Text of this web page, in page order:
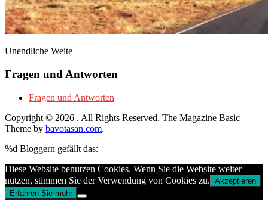
Unendliche Weite
Fragen und Antworten
Fragen und Antworten
Copyright © 2026 . All Rights Reserved. The Magazine Basic
Theme by bavotasan.com.
%d Bloggern gefällt das:
Diese Website benutzen Cookies. Wenn Sie die Website weiter
nutzen, stimmen Sie der Verwendung von Cookies zu. Akzeptieren
Erfahren Sie mehr